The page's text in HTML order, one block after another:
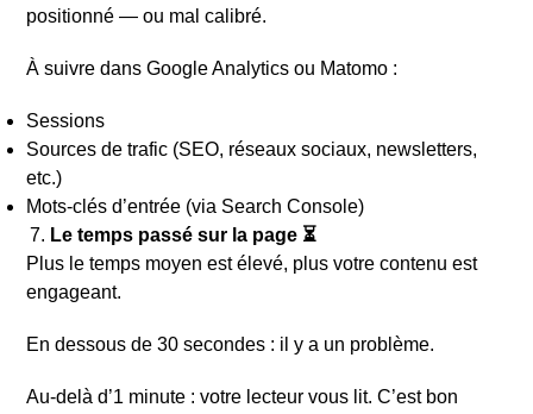
positionné — ou mal calibré.
À suivre dans Google Analytics ou Matomo :
Sessions
Sources de trafic (SEO, réseaux sociaux, newsletters,
etc.)
Mots-clés d’entrée (via Search Console)
Le temps passé sur la page ⏳
Plus le temps moyen est élevé, plus votre contenu est
engageant.
En dessous de 30 secondes : il y a un problème.
Au-delà d’1 minute : votre lecteur vous lit. C’est bon